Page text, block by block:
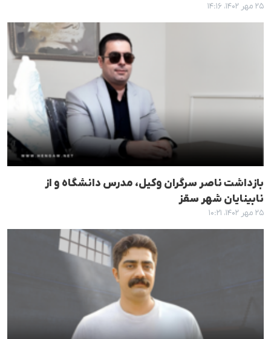
۲۵ مهر ۱۴۰۲، ۱۴:۱۶
بازداشت ناصر سرگران وکیل، مدرس دانشگاه و از
نابینایان شهر سقز
۲۵ مهر ۱۴۰۲، ۱۰:۲۱